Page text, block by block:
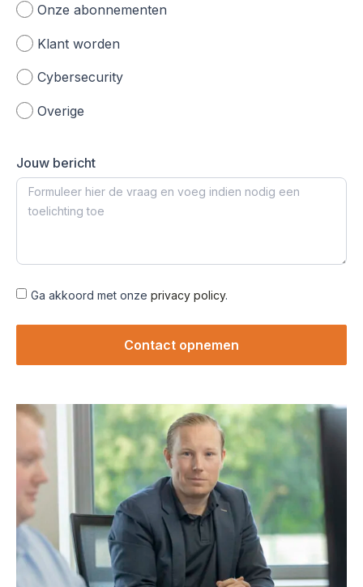
Onze abonnementen
Klant worden
Cybersecurity
Overige
Jouw bericht
Ga akkoord met onze privacy policy.
Contact opnemen